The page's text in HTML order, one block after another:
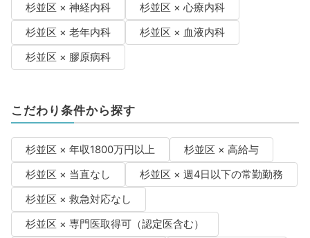
杉並区 × 神経内科
杉並区 × 心療内科
杉並区 × 老年内科
杉並区 × 血液内科
杉並区 × 膠原病科
こだわり条件から探す
杉並区 × 年収1800万円以上
杉並区 × 高給与
杉並区 × 当直なし
杉並区 × 週4日以下の常勤勤務
杉並区 × 救急対応なし
杉並区 × 専門医取得可（認定医含む）